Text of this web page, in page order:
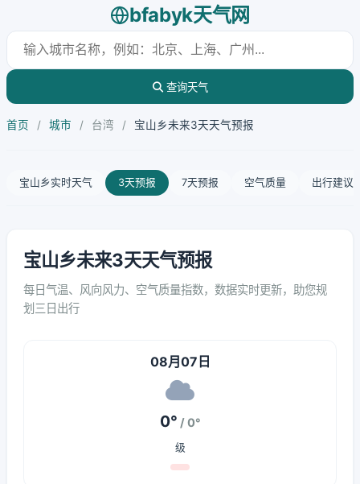
bfabyk天气网
查询天气
首页 / 城市 / 台湾 / 宝山乡未来3天天气预报
宝山乡实时天气 3天预报 7天预报 空气质量 出行建议
宝山乡未来3天天气预报
每日气温、风向风力、空气质量指数，数据实时更新，助您规
划三日出行
08月07日
0° / 0°
级